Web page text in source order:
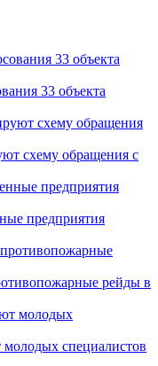
33 объекта
схему обращения с
предприятия
рейды в
специалистов